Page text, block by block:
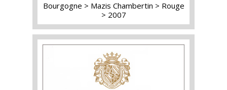
Bourgogne Mazis Chambertin
Rouge
2007